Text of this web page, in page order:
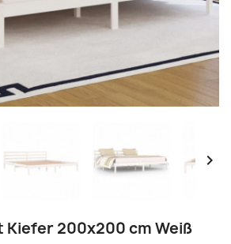

Kiefer 200x200 cm Weiß